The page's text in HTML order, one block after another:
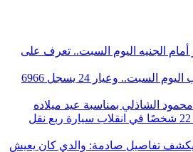
أمام الجنيه اليوم السبت.. تعرف على
استقرار أسعار الذهب اليوم السبت.. وعيار 24 يسجل 6966
مصرع سيدة وإصابة 22 شخصًا في انقلاب سيارة ربع نقل
تفاصيل صادمة: والدي كان يعيش